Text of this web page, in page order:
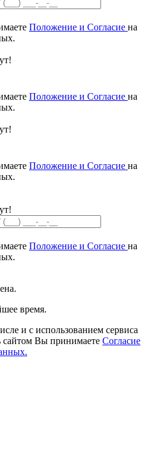
Положение и Согласие на
Положение и Согласие на
Положение и Согласие на
Положение и Согласие на
время.
и с использованием сервиса
сайтом Вы принимаете Согласие